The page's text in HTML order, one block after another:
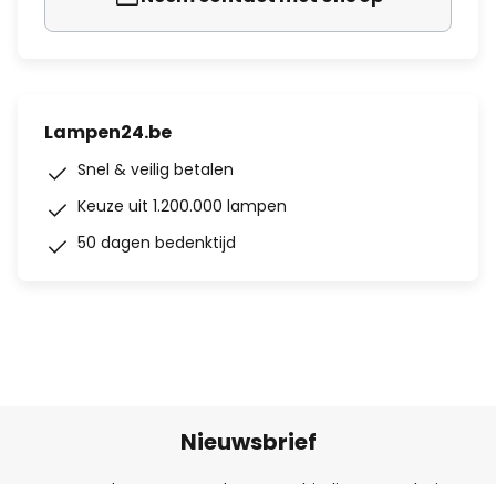
Lampen24.be
Snel & veilig betalen
Keuze uit 1.200.000 lampen
50 dagen bedenktijd
Nieuwsbrief